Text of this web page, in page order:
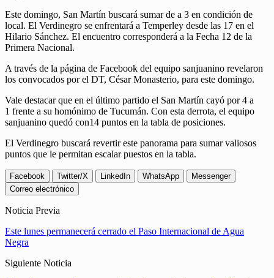
Este domingo, San Martín buscará sumar de a 3 en condición de
local. El Verdinegro se enfrentará a Temperley desde las 17 en el
Hilario Sánchez. El encuentro corresponderá a la Fecha 12 de la
Primera Nacional.
A través de la página de Facebook del equipo sanjuanino revelaron
los convocados por el DT, César Monasterio, para este domingo.
Vale destacar que en el último partido el San Martín cayó por 4 a
1 frente a su homónimo de Tucumán. Con esta derrota, el equipo
sanjuanino quedó con14 puntos en la tabla de posiciones.
El Verdinegro buscará revertir este panorama para sumar valiosos
puntos que le permitan escalar puestos en la tabla.
Facebook Twitter/X LinkedIn WhatsApp
Messenger
Correo electrónico
Noticia Previa
Este lunes permanecerá cerrado el Paso Internacional de Agua
Negra
Siguiente Noticia